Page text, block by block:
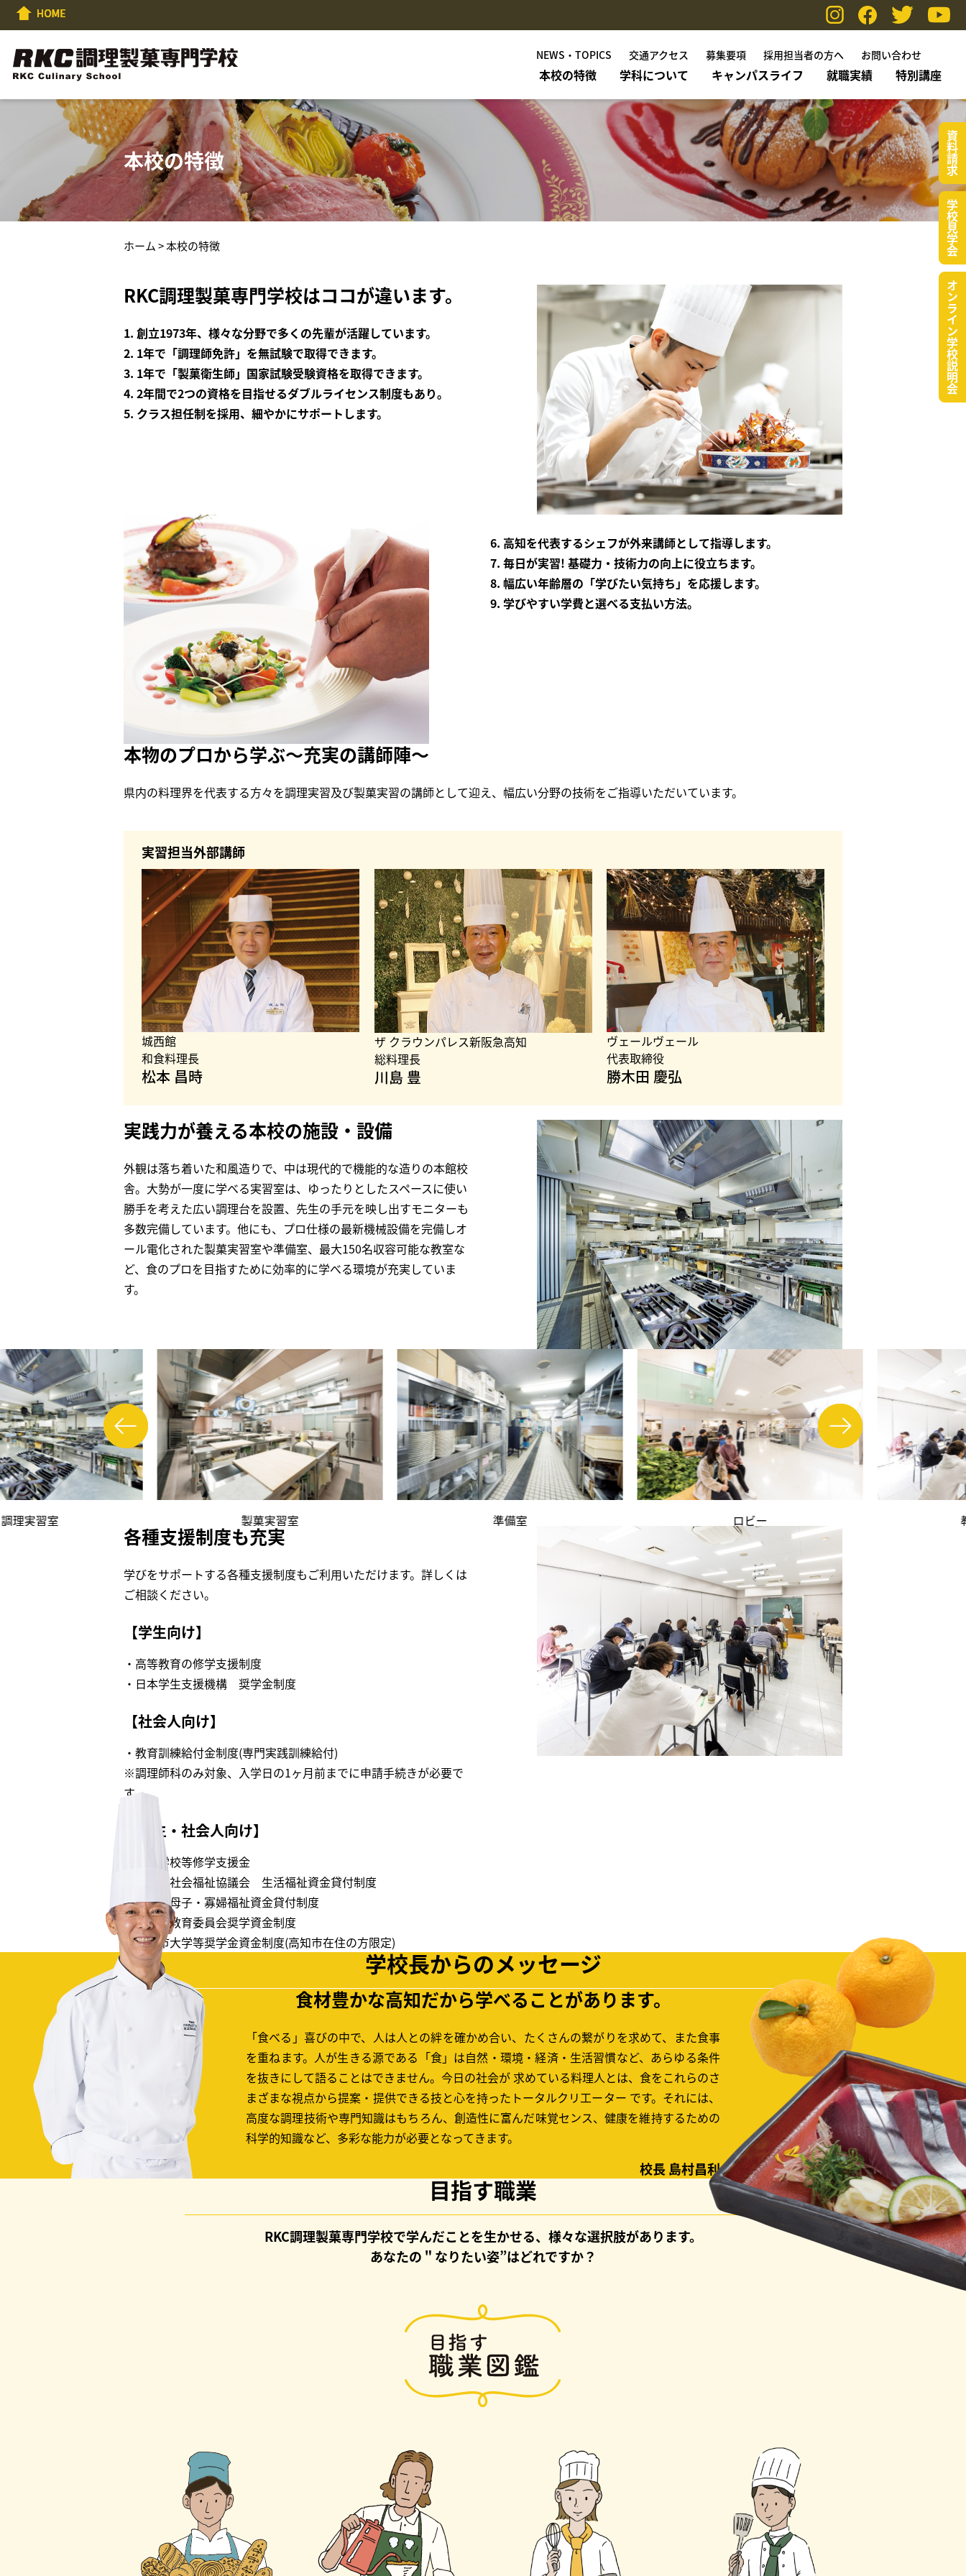
NEWS・TOPICS 交通アクセス 募集要項 採用担当者の方へ お問い合わせ
本校の特徴 学科について キャンパスライフ 就職実績 特別講座
本校の特徴
ホーム > 本校の特徴
資料請求
学校見学会
オンライン学校説明会
RKC調理製菓専門学校はココが違います。
1. 創立1973年、様々な分野で多くの先輩が活躍しています。
2. 1年で「調理師免許」を無試験で取得できます。
3. 1年で「製菓衛生師」国家試験受験資格を取得できます。
4. 2年間で2つの資格を目指せるダブルライセンス制度もあり。
5. クラス担任制を採用、細やかにサポートします。
6. 高知を代表するシェフが外来講師として指導します。
7. 毎日が実習! 基礎力・技術力の向上に役立ちます。
8. 幅広い年齢層の「学びたい気持ち」を応援します。
9. 学びやすい学費と選べる支払い方法。
本物のプロから学ぶ〜充実の講師陣〜
県内の料理界を代表する方々を調理実習及び製菓実習の講師として迎え、幅広い分野の技術をご指導いただいています。
実習担当外部講師
城西館
和食料理長
松本 昌時
ザ クラウンパレス新阪急高知
総料理長
川島 豊
ヴェールヴェール
代表取締役
勝木田 慶弘
実践力が養える本校の施設・設備
外観は落ち着いた和風造りで、中は現代的で機能的な造りの本館校
舎。大勢が一度に学べる実習室は、ゆったりとしたスペースに使い
勝手を考えた広い調理台を設置、先生の手元を映し出すモニターも
多数完備しています。他にも、プロ仕様の最新機械設備を完備しオ
ール電化された製菓実習室や準備室、最大150名収容可能な教室な
ど、食のプロを目指すために効率的に学べる環境が充実していま
す。
習室 製菓実習室 準備室 ロビー 教室
各種支援制度も充実
学びをサポートする各種支援制度もご利用いただけます。詳しくは
ご相談ください。
【学生向け】
・高等教育の修学支援制度
・日本学生支援機構 奨学金制度
【社会人向け】
・教育訓練給付金制度(専門実践訓練給付)
※調理師科のみ対象、入学日の1ヶ月前までに申請手続きが必要で
す。
【学生・社会人向け】
・高等学校等修学支援金
・高知県社会福祉協議会 生活福祉資金貸付制度
・高知県母子・寡婦福祉資金貸付制度
・市町村教育委員会奨学資金制度
・高知市大学等奨学金資金制度(高知市在住の方限定)
学校長からのメッセージ
食材豊かな高知だから学べることがあります。
「食べる」喜びの中で、人は人との絆を確かめ合い、たくさんの繋がりを求めて、また食事
を重ねます。人が生きる源である「食」は自然・環境・経済・生活習慣など、あらゆる条件
を抜きにして語ることはできません。今日の社会が 求めている料理人とは、食をこれらのさ
まざまな視点から提案・提供できる技と心を持ったトータルクリ工ーター です。それには、
高度な調理技術や専門知識はもちろん、創造性に富んだ味覚センス、健康を維持するための
科学的知識など、多彩な能力が必要となってきます。
校長 島村昌利
目指す職業
RKC調理製菓専門学校で学んだことを生かせる、様々な選択肢があります。
あなたの＂なりたい姿”はどれですか？